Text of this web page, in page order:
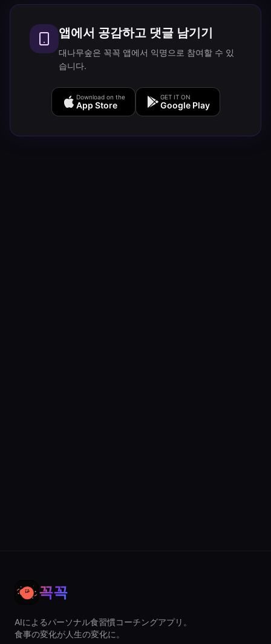
앱에서 공감하고 댓글 남기기
대나무숲은 꼭꼭 앱에서 익명으로 참여할 수 있
습니다.
Download on the
App Store
GET IT ON
Google Play
꼭꼭
AIによるパーソナル食習慣コーチングアプリ。
食事の変化が人生の変化に。